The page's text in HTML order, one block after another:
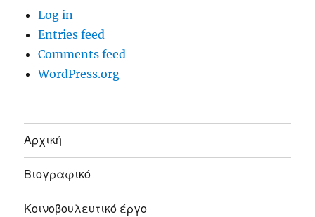
Log in
Entries feed
Comments feed
WordPress.org
Αρχική
Βιογραφικό
Κοινοβουλευτικό έργο